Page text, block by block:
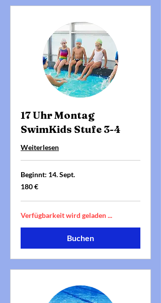
17 Uhr Montag
SwimKids Stufe 3-4
Weiterlesen
Beginnt: 14. Sept.
180
Euro
180 €
Verfügbarkeit wird geladen ...
Buchen